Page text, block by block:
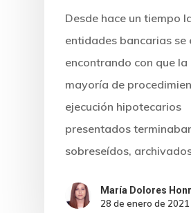
Desde hace un tiempo
entidades bancarias se
encontrando con que la
mayoría de
ejecución hipotecarios
presentados
sobreseídos,
María Dolores
28 de enero de 2021